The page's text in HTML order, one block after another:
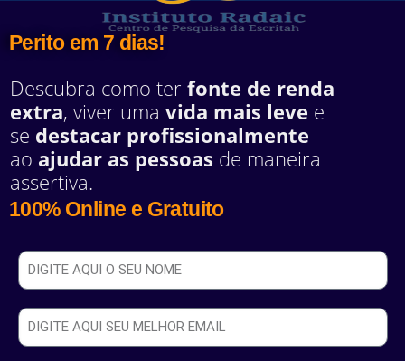
Perito em 7 dias!
Descubra como ter fonte de renda
extra, viver uma vida mais leve e
se destacar profissionalmente
ao ajudar as pessoas de maneira
assertiva.
100% Online e Gratuito